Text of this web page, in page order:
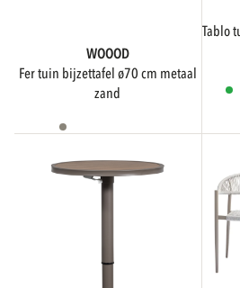
WOOOD
fer tuin bijzettafel ø70 cm metaal
zand
tablo tuin picknicktafel ayous zand